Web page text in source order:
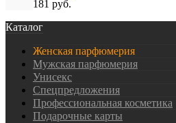
181 руб.
Каталог
Женская парфюмерия
Мужская парфюмерия
Унисекс
Спецпредложения
Профессиональная косметика
Подарочные карты